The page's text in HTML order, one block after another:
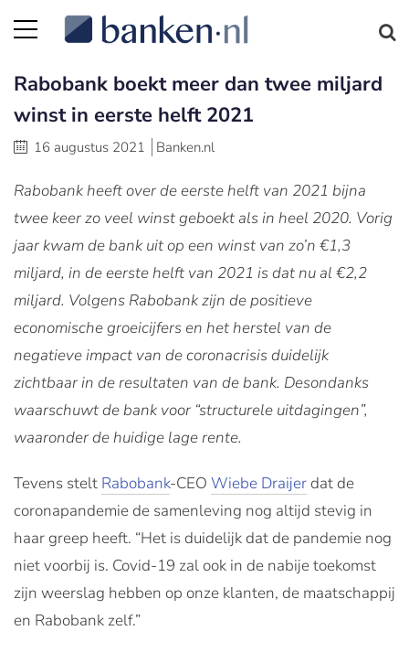
Rabobank boekt meer dan twee miljard
winst in eerste helft 2021
16 augustus 2021 Banken.nl
Rabobank heeft over de eerste helft van 2021 bijna
twee keer zo veel winst geboekt als in heel 2020. Vorig
jaar kwam de bank uit op een winst van zo’n €1,3
miljard, in de eerste helft van 2021 is dat nu al €2,2
miljard. Volgens Rabobank zijn de positieve
economische groeicijfers en het herstel van de
negatieve impact van de coronacrisis duidelijk
zichtbaar in de resultaten van de bank. Desondanks
waarschuwt de bank voor “structurele uitdagingen”,
waaronder de huidige lage rente.
Tevens stelt Rabobank-CEO Wiebe Draijerdat de
coronapandemie de samenleving nog altijd stevig in
haar greep heeft. “Het is duidelijk dat de pandemie nog
niet voorbij is. Covid-19 zal ook in de nabije toekomst
zijn weerslag hebben op onze klanten, de maatschappij
en Rabobank zelf.”